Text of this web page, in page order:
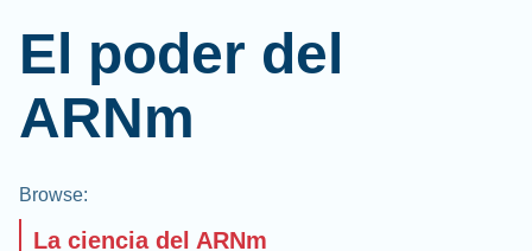
El poder del
ARNm
Browse:
La ciencia del ARNm